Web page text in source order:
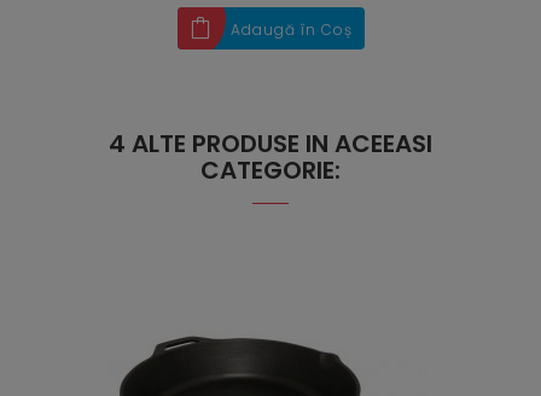
Adaugă în Coș
4 ALTE PRODUSE IN ACEEASI
CATEGORIE: